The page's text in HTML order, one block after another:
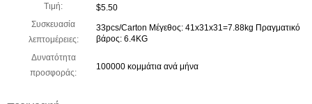
Τιμή:
$5.50
Συσκευασία
λεπτομέρειες:
33pcs/Carton Μέγεθος: 41x31x31=7.88kg Πραγματικό
βάρος: 6.4KG
Δυνατότητα
προσφοράς:
100000 κομμάτια ανά μήνα